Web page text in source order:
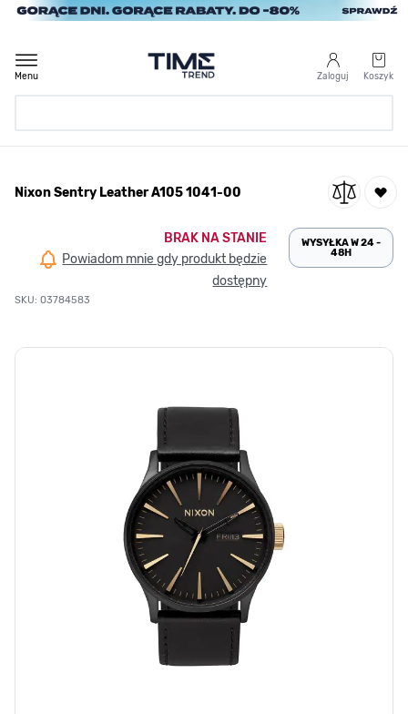
Przejdź do treści
Zaloguj Koszyk
Menu
/ Nixon Sentry Leather A105 1041-00
Nixon Sentry Leather A105 1041-00
BRAK NA STANIE
Powiadom mnie gdy produkt będzie
dostępny
SKU: 03784583
WYSYŁKA W 24 -
48H